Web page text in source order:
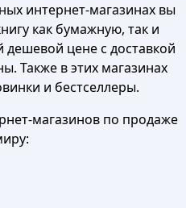
интернет-магазинах вы
как бумажную, так и
цене с доставкой
Также в этих магазинах
и бестселлеры.
магазинов по продаже